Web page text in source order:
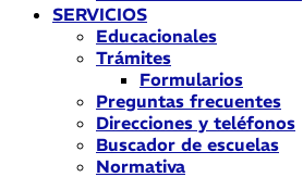
SERVICIOS
Educacionales
Trámites
Formularios
Preguntas frecuentes
Direcciones y teléfonos
Buscador de escuelas
Normativa